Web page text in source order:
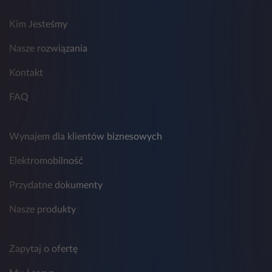
9. Przestrzeganie zasad ochrony danych
Inspektor Ochrony Danych, z którym można
Kim Jesteśmy
Nasze rozwiązania
Kontakt
FAQ
Wynajem dla klientów biznesowych
Elektromobilność
Przydatne dokumenty
Nasze produkty
Zapytaj o ofertę